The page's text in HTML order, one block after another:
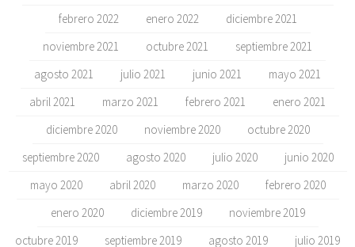
febrero 2022
enero 2022
diciembre 2021
noviembre 2021
octubre 2021
septiembre 2021
agosto 2021
julio 2021 junio 2021
mayo 2021
abril 2021
marzo 2021 febrero 2021
enero 2021
diciembre 2020
noviembre 2020
octubre 2020
septiembre 2020
agosto 2020 julio 2020
junio 2020
mayo 2020
abril 2020 marzo 2020
febrero 2020
enero 2020
diciembre 2019
noviembre 2019
octubre 2019
septiembre 2019 agosto 2019
julio 2019